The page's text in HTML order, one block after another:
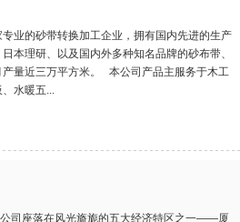
业的砂带转换加工企业，拥有国内先进的生产
本理研、以及国内外多种知名品牌的砂布带、
量近三万平方米。 本公司产品主服务于木工
水暖五...
司座落在风光旖旎的五大经济特区之一——厦